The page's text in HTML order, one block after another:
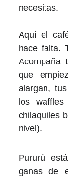
necesitas.
Aquí el
hace falta.
Acompaña
que
alargan,
los
chilaquiles
nivel).
Pururú
ganas de